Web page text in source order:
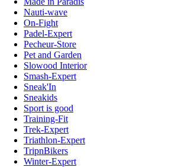
Nauti-wave
On-Fight
Padel-Expert
Pecheur-Store
Pet and Garden
Slowood Interior
Smash-Expert
Sneak'In
Sneakids
Sport is good
Training-Fit
Trek-Expert
Triathlon-Expert
TripnBikers
Winter-Expert